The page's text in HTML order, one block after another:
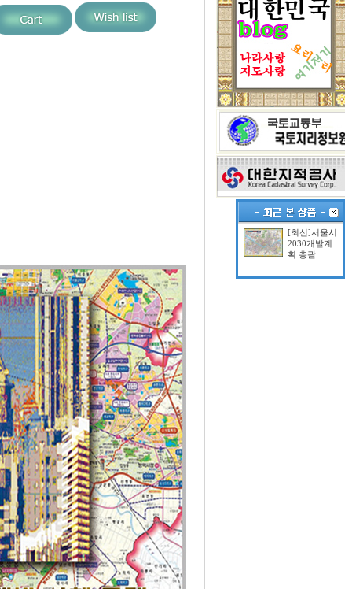
[최신]서울시
2030개발계
획 총괄..